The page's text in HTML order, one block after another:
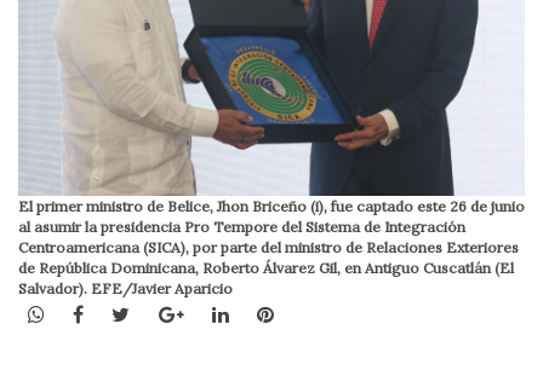
El primer ministro de Belice, Jhon Briceño (i), fue captado este 26 de junio
al asumir la presidencia Pro Tempore del Sistema de Integración
Centroamericana (SICA), por parte del ministro de Relaciones Exteriores
de República Dominicana, Roberto Álvarez Gil, en Antiguo Cuscatlán (El
Salvador). EFE/Javier Aparicio
WhatsApp
Facebook
TwitterGoogle+LinkedInPinterest